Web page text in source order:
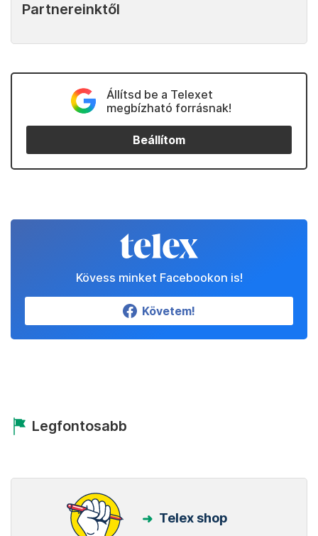
Partnereinktől
Állítsd be a Telexet
megbízható forrásnak!
Beállítom
Kövess minket Facebookon is!
Követem!
Legfontosabb
Telex shop